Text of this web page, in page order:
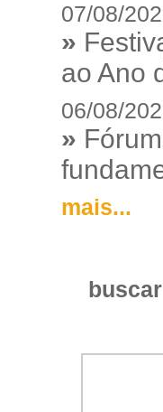
07/08/
»
ao Ano
06/08/
»
mais...